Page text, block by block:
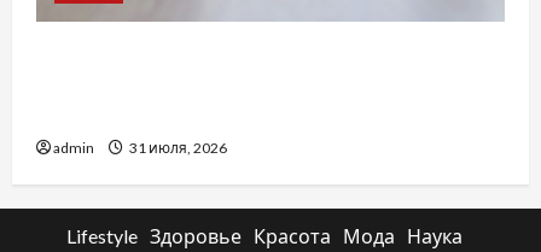
admin 31 июля, 2026
Lifestyle Здоровье Красота Мода
Наука